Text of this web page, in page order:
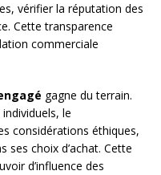
vérifier la réputation des
Cette transparence
commerciale
gagne du terrain.
le
considérations éthiques,
ses choix d’achat. Cette
d’influence des